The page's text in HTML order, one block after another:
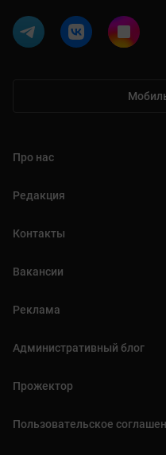
Про нас
Редакция
Контакты
Вакансии
Реклама
Административный блог
Прожектор
Пользовательское